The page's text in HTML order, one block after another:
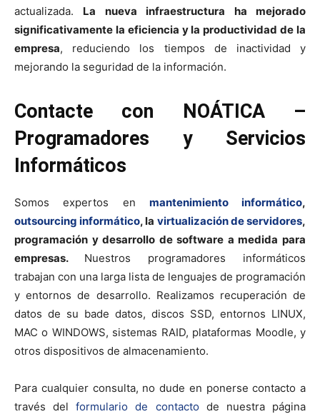
actualizada. La nueva infraestructura ha mejorado
significativamente la eficiencia y la productividad de la
empresa, reduciendo los tiempos de inactividad y
mejorando la seguridad de la información.
Contacte con NOÁTICA –
Programadores y Servicios
Informáticos
Somos expertos en mantenimiento informático,
outsourcing informático, la virtualización de servidores,
programación y desarrollo de software a medida para
empresas. Nuestros programadores informáticos
trabajan con una larga lista de lenguajes de programación
y entornos de desarrollo. Realizamos recuperación de
datos de su bade datos, discos SSD, entornos LINUX,
MAC o WINDOWS, sistemas RAID, plataformas Moodle, y
otros dispositivos de almacenamiento.
Para cualquier consulta, no dude en ponerse contacto a
través delformulario de contactode nuestra página